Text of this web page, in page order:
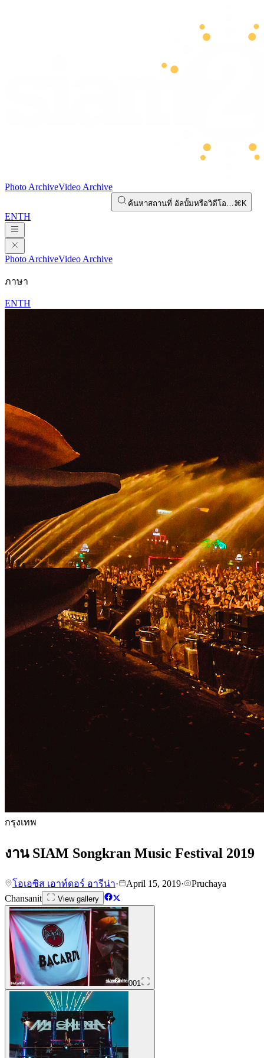
Photo ArchiveVideo Archive
ค้นหาสถานที่ อัลบั้มหรือวิดีโอ…⌘K
ENTH
Photo ArchiveVideo Archive
ภาษา
ENTH
กรุงเทพ
งาน SIAM Songkran Music Festival 2019
โอเอซิส เอาท์ดอร์ อารีน่า· April 15, 2019·
Pruchaya
Chansanit
View gallery
001